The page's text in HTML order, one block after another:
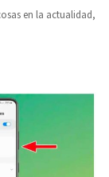
en la actualidad,